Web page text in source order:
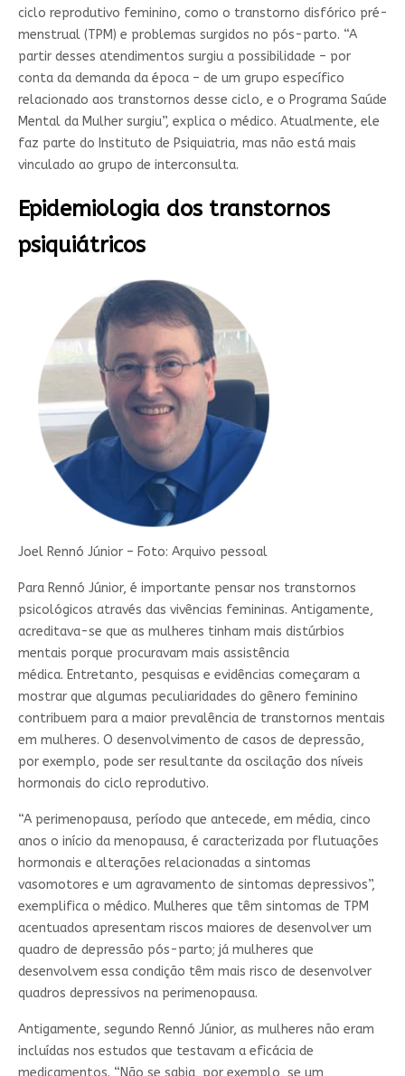
ciclo reprodutivo feminino, como o transtorno disfórico pré-
menstrual (TPM) e problemas surgidos no pós-parto. “A
partir desses atendimentos surgiu a possibilidade – por
conta da demanda da época – de um grupo específico
relacionado aos transtornos desse ciclo, e o Programa Saúde
Mental da Mulher surgiu”, explica o médico. Atualmente, ele
faz parte do Instituto de Psiquiatria, mas não está mais
vinculado ao grupo de interconsulta.
Epidemiologia dos transtornos
psiquiátricos
Joel Rennó Júnior – Foto: Arquivo pessoal
Para Rennó Júnior, é importante pensar nos transtornos
psicológicos através das vivências femininas. Antigamente,
acreditava-se que as mulheres tinham mais distúrbios
mentais porque procuravam mais assistência
médica. Entretanto, pesquisas e evidências começaram a
mostrar que algumas peculiaridades do gênero feminino
contribuem para a maior prevalência de transtornos mentais
em mulheres. O desenvolvimento de casos de depressão,
por exemplo, pode ser resultante da oscilação dos níveis
hormonais do ciclo reprodutivo.
“A perimenopausa, período que antecede, em média, cinco
anos o início da menopausa, é caracterizada por flutuações
hormonais e alterações relacionadas a sintomas
vasomotores e um agravamento de sintomas depressivos”,
exemplifica o médico. Mulheres que têm sintomas de TPM
acentuados apresentam riscos maiores de desenvolver um
quadro de depressão pós-parto; já mulheres que
desenvolvem essa condição têm mais risco de desenvolver
quadros depressivos na perimenopausa.
Antigamente, segundo Rennó Júnior, as mulheres não eram
incluídas nos estudos que testavam a eficácia de